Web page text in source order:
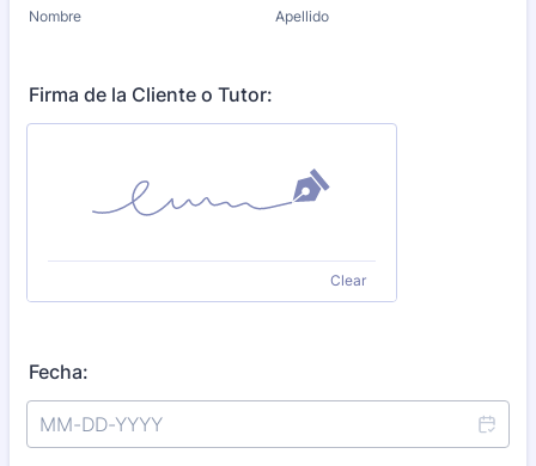
Nombre Apellido
Firma de la Cliente o Tutor:
Clear
Fecha: